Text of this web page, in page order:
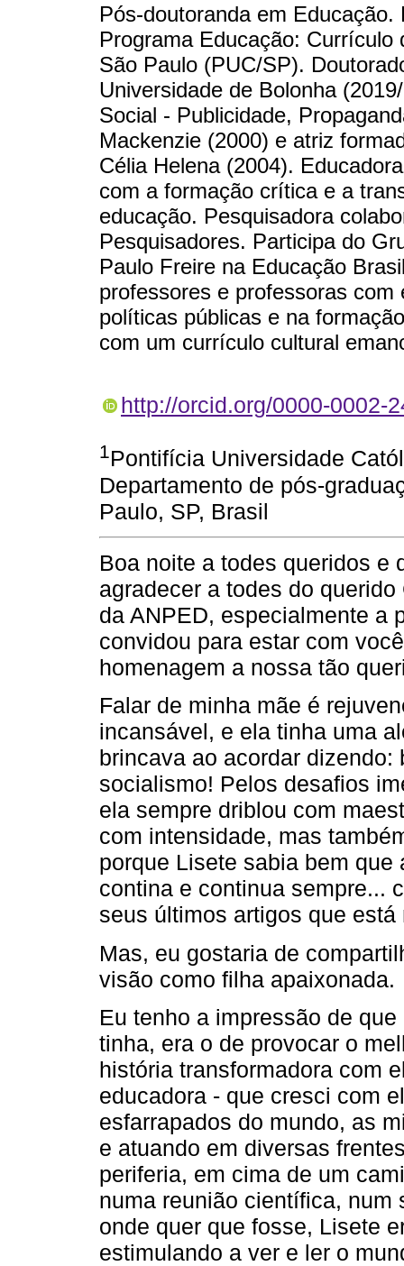
Pós-doutoranda em
Programa Educação:
São Paulo (PUC/SP).
Universidade de Bolonha
Social - Publicidade,
Mackenzie (2000) e atriz
Célia Helena (2004).
com a formação crítica e a
educação. Pesquisadora
Pesquisadores. Participa do
Paulo Freire na Educação
professores e professoras
políticas públicas e na
com um currículo cultural
http://orcid.org/0000-0002-
1Pontifícia Universidade
Departamento de pós-
Paulo, SP, Brasil
Boa noite a todes queridos e
agradecer a todes do
da ANPED, especialmente a
convidou para estar com
homenagem a nossa tão
Falar de minha mãe é
incansável, e ela tinha uma
brincava ao acordar
socialismo! Pelos desafios
ela sempre driblou com
com intensidade, mas
porque Lisete sabia bem
contina e continua sempre...
seus últimos artigos que
Mas, eu gostaria de
visão como filha apaixonada.
Eu tenho a impressão de
tinha, era o de provocar o
história transformadora com
educadora - que cresci com
esfarrapados do mundo, as
e atuando em diversas
periferia, em cima de um
numa reunião científica, num
onde quer que fosse, Lisete
estimulando a ver e ler o